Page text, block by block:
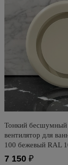
Тонкий
вентилятор для
100 бежевый RAL
7 150₽